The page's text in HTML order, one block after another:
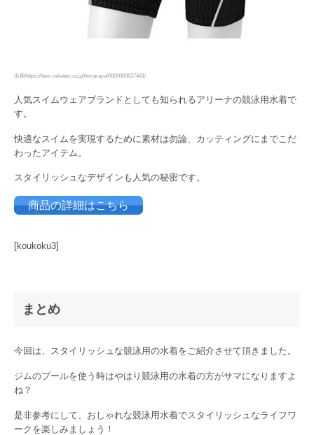
出典https://item.rakuten.co.jp/himaraya/0000000837441/
人気スイムウェアブランドとしても知られるアリーナの競泳用水着で
す。
快適なスイムを実現するために素材は勿論、カッティングにまでこだ
わったアイテム。
スタイリッシュなデザインも人気の秘密です。
商品の詳細はこちら
[koukoku3]
まとめ
今回は、スタイリッシュな競泳用の水着をご紹介させて頂きました。
ジムのプールを使う時はやはり競泳用の水着の方がサマになりますよ
ね？
是非参考にして、おしゃれな競泳用水着でスタイリッシュなライフワ
ークを楽しみましょう！